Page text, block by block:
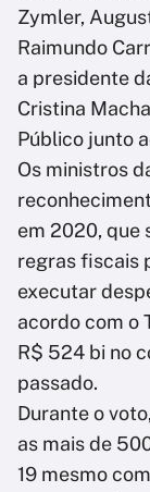
Zymler,
Raimundo
a presidente
Cristina
Público junto
Os ministros
em 2020, que
regras fiscais
executar
acordo com o
R$ 524 bi no
passado.
Durante o
as mais de
19 mesmo